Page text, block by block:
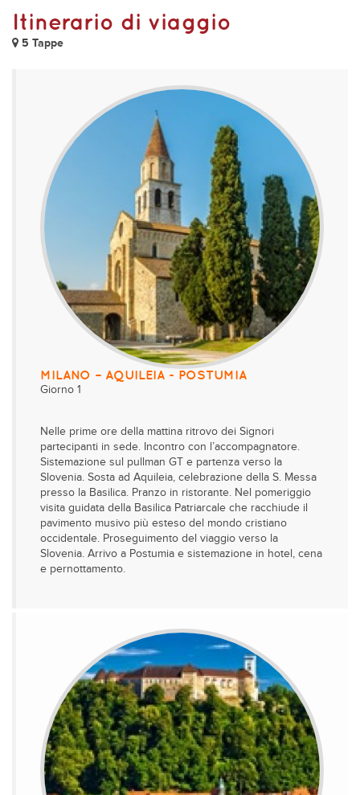
Itinerario di viaggio
5 Tappe
MILANO – AQUILEIA - POSTUMIA
Giorno 1
Nelle prime ore della mattina ritrovo dei Signori
partecipanti in sede. Incontro con l’accompagnatore.
Sistemazione sul pullman GT e partenza verso la
Slovenia. Sosta ad Aquileia, celebrazione della S. Messa
presso la Basilica. Pranzo in ristorante. Nel pomeriggio
visita guidata della Basilica Patriarcale che racchiude il
pavimento musivo più esteso del mondo cristiano
occidentale. Proseguimento del viaggio verso la
Slovenia. Arrivo a Postumia e sistemazione in hotel, cena
e pernottamento.